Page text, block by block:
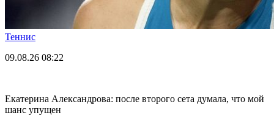
Теннис
09.08.26 08:22
Екатерина Александрова: после второго сета думала, что мой
шанс упущен